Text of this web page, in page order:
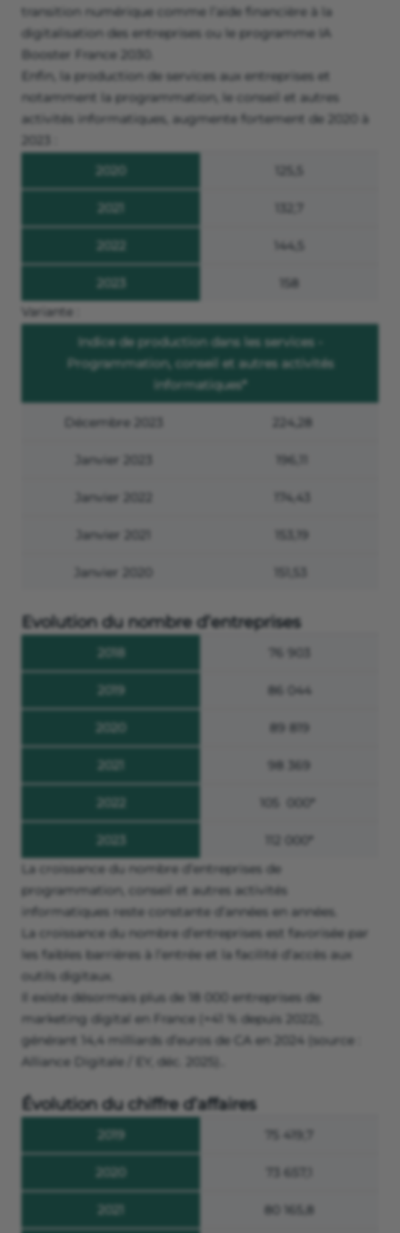
transition numérique comme l’aide financière à la
digitalisation des entreprises ou le programme IA
Booster France 2030.
Enfin, la production de services aux entreprises et
notamment la programmation, le conseil et autres
activités informatiques, augmente fortement de 2020 à
2020
2021
2022 144,5
2023
158
Variante :
Indice de production dans les services -
Programmation, conseil et autres activités
informatiques*
Décembre 2023 224,28
Janvier 2023 196,11
Janvier 2022 174,43
Janvier 2021 153,19
Janvier 2020
Evolution du nombre d’entreprises
2018 76 903
2019 86 044
2020 89 819
2021 98 369
2022 105 000*
2023
112 000*
La croissance du nombre d’entreprises de
programmation, conseil et autres activités
informatiques reste constante d’années en années.
La croissance du nombre d’entreprises est favorisée par
les faibles barrières à l’entrée et la facilité d’accès aux
outils digitaux.
Il existe désormais plus de 18 000 entreprises de
marketing digital en France (+41 % depuis 2022),
générant 14,4 milliards d’euros de CA en 2024 (source :
Alliance Digitale / EY, déc. 2025)..
Évolution du chiffre d’affaires
2019 75 419,7
2020 73 657,1
2021 80 165,8